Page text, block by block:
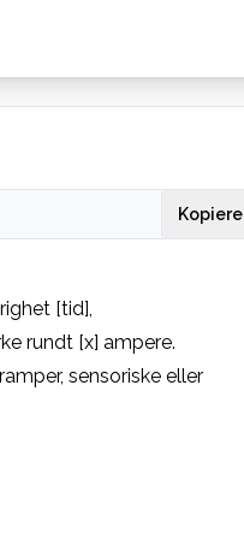
Kopiere
[tid],
rundt [x] ampere.
sensoriske eller